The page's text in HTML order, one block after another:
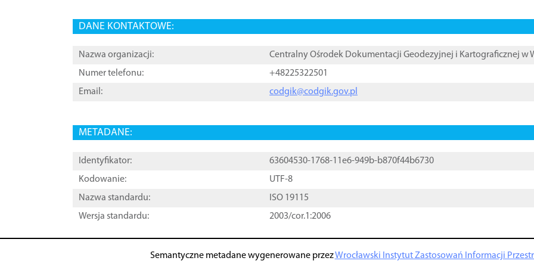
DANE KONTAKTOWE:
Nazwa organizacji:
Centralny Ośrodek Dokumentacji Geodezyjnej i Kartograficznej w
Numer telefonu:
+48225322501
Email:
codgik@codgik.gov.pl
METADANE:
Identyfikator:
63604530-1768-11e6-949b-b870f44b6730
Kodowanie:
UTF-8
Nazwa standardu:
ISO 19115
Wersja standardu:
2003/cor.1:2006
Semantyczne metadane wygenerowane przezWrocławski Instytut Zastosowań Informacji